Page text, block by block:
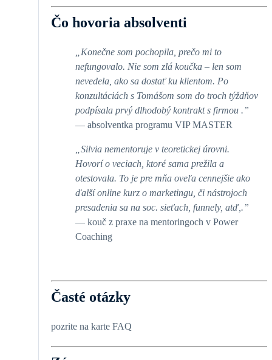
Čo hovoria absolventi
„Konečne som pochopila, prečo mi to
nefungovalo. Nie som zlá koučka – len som
nevedela, ako sa dostať ku klientom. Po
konzultáciách s Tomášom som do troch týždňov
podpísala prvý dlhodobý kontrakt s firmou .”
— absolventka programu VIP MASTER
„Silvia nementoruje v teoretickej úrovni.
Hovorí o veciach, ktoré sama prežila a
otestovala. To je pre mňa oveľa cennejšie ako
ďalší online kurz o marketingu, či nástrojoch
presadenia sa na soc. sieťach, funnely, atď,.”
— kouč z praxe na mentoringoch v Power
Coaching
Časté otázky
pozrite na karte FAQ